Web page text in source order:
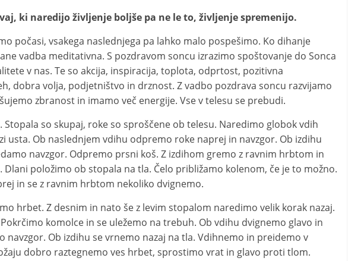
ki naredijo življenje boljše pa ne le to, življenje spremenijo.
počasi, vsakega naslednjega pa lahko malo pospešimo. Ko dihanje
vadba meditativna. S pozdravom soncu izrazimo spoštovanje do Sonca
v nas. Te so akcija, inspiracija, toplota, odprtost, pozitivna
dobra volja, podjetništvo in drznost. Z vadbo pozdrava soncu razvijamo
zbranost in imamo več energije. Vse v telesu se prebudi.
so skupaj, roke so sproščene ob telesu. Naredimo globok vdih
usta. Ob naslednjem vdihu odpremo roke naprej in navzgor. Ob izdihu
navzgor. Odpremo prsni koš. Z izdihom gremo z ravnim hrbtom in
položimo ob stopala na tla. Čelo približamo kolenom, če je to možno.
in se z ravnim hrbtom nekoliko dvignemo.
hrbet. Z desnim in nato še z levim stopalom naredimo velik korak nazaj.
komolce in se uležemo na trebuh. Ob vdihu dvignemo glavo in
navzgor. Ob izdihu se vrnemo nazaj na tla. Vdihnemo in preidemo v
dobro raztegnemo ves hrbet, sprostimo vrat in glavo proti tlom.